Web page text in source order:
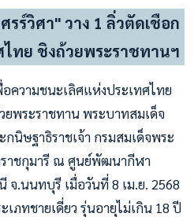
ร์วิศา" วาง 1 ลิ่วตัดเชือก
ไทย ชิงถ้วยพระราชทานฯ
ความชนะเลิศแห่งประเทศไทย
ยพระราชทาน พระบาทสมเด็จ
นิษฐาธิราชเจ้า กรมสมเด็จพระ
ราชกุมารี ณ ศูนย์พัฒนากีฬา
จ.นนทบุรี เมื่อวันที่ 8 เม.ย. 2568
ภทชายเดี่ยว รุ่นอายุไม่เกิน 18 ปี